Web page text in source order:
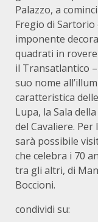
Palazzo, a
Fregio di Sartorio
imponente
quadrati in
il Transatlantico
suo nome
caratteristica
Lupa, la Sala
del Cavaliere. Per
sarà possibile
che celebra i 70
tra gli altri, di
Boccioni.
condividi su: